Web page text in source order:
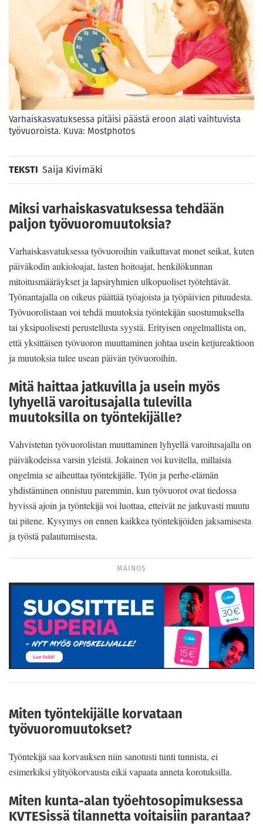
Varhaiskasvatuksessa pitäisi päästä eroon alati vaihtuvista
työvuoroista. Kuva: Mostphotos
TEKSTI Saija Kivimäki
Miksi varhaiskasvatuksessa tehdään
paljon työvuoromuutoksia?
Varhaiskasvatuksessa työvuoroihin vaikuttavat monet seikat, kuten
päiväkodin aukioloajat, lasten hoitoajat, henkilökunnan
mitoitusmääräykset ja lapsiryhmien ulkopuoliset työtehtävät.
Työnantajalla on oikeus päättää työajoista ja työpäivien pituudesta.
Työvuorolistaan voi tehdä muutoksia työntekijän suostumuksella
tai yksipuolisesti perustellusta syystä. Erityisen ongelmallista on,
että yksittäisen työvuoron muuttaminen johtaa usein ketjureaktioon
ja muutoksia tulee usean päivän työvuoroihin.
Mitä haittaa jatkuvilla ja usein myös
lyhyellä varoitusajalla tulevilla
muutoksilla on työntekijälle?
Vahvistetun työvuorolistan muuttaminen lyhyellä varoitusajalla on
päiväkodeissa varsin yleistä. Jokainen voi kuvitella, millaisia
ongelmia se aiheuttaa työntekijälle. Työn ja perhe-elämän
yhdistäminen onnistuu paremmin, kun työvuorot ovat tiedossa
hyvissä ajoin ja työntekijä voi luottaa, etteivät ne jatkuvasti muutu
tai pitene. Kysymys on ennen kaikkea työntekijöiden jaksamisesta
ja työstä palautumisesta.
MAINOS
Miten työntekijälle korvataan
työvuoromuutokset?
Työntekijä saa korvauksen niin sanotusti tunti tunnista, ei
esimerkiksi ylityökorvausta eikä vapaata anneta korotuksilla.
Miten kunta-alan työehtosopimuksessa
KVTESissä tilannetta voitaisiin parantaa?